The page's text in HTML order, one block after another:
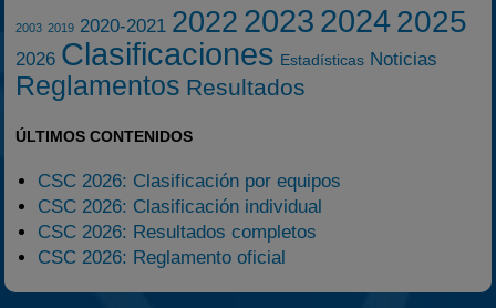
2003 2019 2020-2021 2022 2023 20242025
2026 Clasificaciones Estadísticas Noticias
Reglamentos Resultados
ÚLTIMOS CONTENIDOS
CSC 2026: Clasificación por equipos
CSC 2026: Clasificación individual
CSC 2026: Resultados completos
CSC 2026: Reglamento oficial